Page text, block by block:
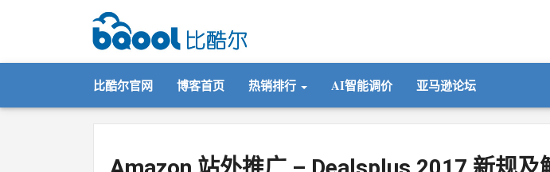
比酷尔官网 博客首页 热销排行 AI智能调价 亚马逊论坛